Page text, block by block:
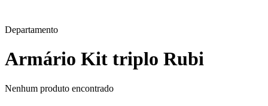
Departamento
Armário Kit triplo Rubi
Nenhum produto encontrado